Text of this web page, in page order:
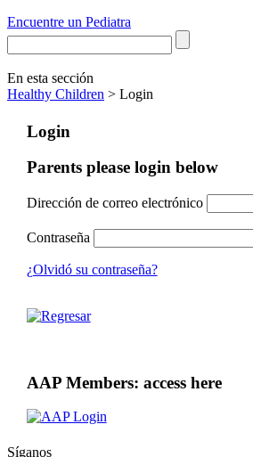
Encuentre un Pediatra
En esta sección
Healthy Children > Login
Login
Parents please login below
Dirección de correo electrónico
Contraseña
¿Olvidó su contraseña?
AAP Members: access here
Síganos